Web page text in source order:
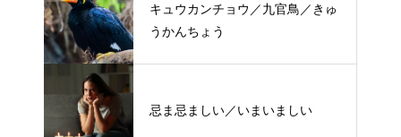
キュウカンチョウ／九官鳥／きゅ
うかんちょう
忌ま忌ましい／いまいましい